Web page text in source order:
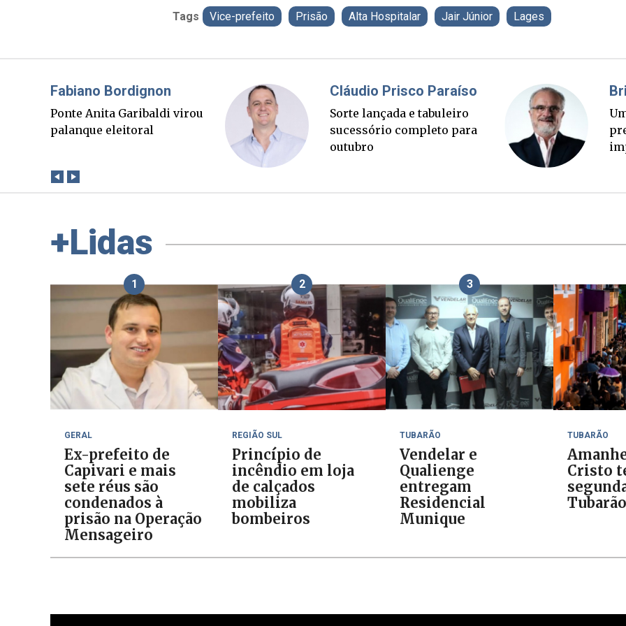
Tags Vice-prefeito Prisão Alta Hospitalar Jair Júnior Lages
Misael Elias
O Boato corre mais rápido
que a verdade. Mas quem
Fabiano Bordignon
Ponte Anita Garibaldi virou
palanque eleitoral
+Lidas
1
GERAL
Ex-prefeito de
Capivari e mais
sete réus são
condenados à
prisão na Operação
Mensageiro
2
REGIÃO SUL
Princípio de
incêndio em loja
de calçados
mobiliza
bombeiros
3
TUBARÃO
Vendelar e
Qualienge
entregam
Residencial
Munique
TUBARÃO
Cristo
Tubarão